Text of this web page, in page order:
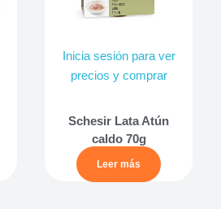
Inicia sesión para ver
precios y comprar
Schesir Lata Atún
caldo 70g
Leer más